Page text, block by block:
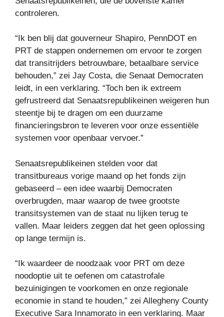
controleren.
“Ik ben blij dat gouverneur Shapiro, PennDOT en
PRT de stappen ondernemen om ervoor te zorgen
dat transitrijders betrouwbare, betaalbare service
behouden,” zei Jay Costa, die Senaat Democraten
leidt, in een verklaring. “Toch ben ik extreem
gefrustreerd dat Senaatsrepublikeinen weigeren hun
steentje bij te dragen om een ​​duurzame
financieringsbron te leveren voor onze essentiële
systemen voor openbaar vervoer.”
Senaatsrepublikeinen stelden voor dat
transitbureaus vorige maand op het fonds zijn
gebaseerd – een idee waarbij Democraten
overbrugden, maar waarop de twee grootste
transitsystemen van de staat nu lijken terug te
vallen. Maar leiders zeggen dat het geen oplossing
op lange termijn is.
“Ik waardeer de noodzaak voor PRT om deze
noodoptie uit te oefenen om catastrofale
bezuinigingen te voorkomen en onze regionale
economie in stand te houden,” zei Allegheny County
Executive Sara Innamorato in een verklaring. Maar